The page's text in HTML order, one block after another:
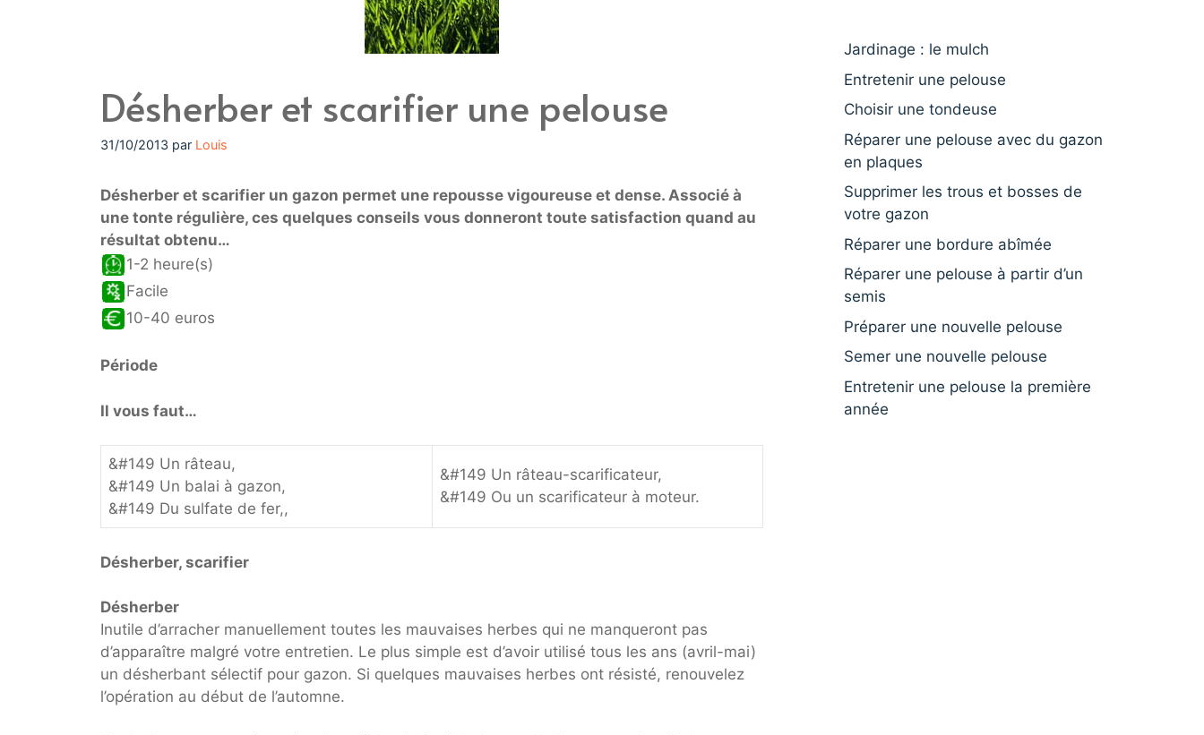
Désherber et scarifier une pelouse
31/10/2013 par Louis
Désherber et scarifier un gazon permet une repousse vigoureuse et dense. Associé à
une tonte régulière, ces quelques conseils vous donneront toute satisfaction quand au
résultat obtenu…
1-2 heure(s)
Facile
10-40 euros
Période
Il vous faut…
&#149 Un râteau,
&#149 Un balai à gazon,
&#149 Du sulfate de fer,,
&#149 Un râteau-scarificateur,
&#149 Ou un scarificateur à moteur.
Désherber, scarifier
Désherber
Inutile d’arracher manuellement toutes les mauvaises herbes qui ne manqueront pas
d’apparaître malgré votre entretien. Le plus simple est d’avoir utilisé tous les ans (avril-mai)
un désherbant sélectif pour gazon. Si quelques mauvaises herbes ont résisté, renouvelez
l’opération au début de l’automne.
Jardinage : le mulch
Entretenir une pelouse
Choisir une tondeuse
Réparer une pelouse avec du gazon
en plaques
Supprimer les trous et bosses de
votre gazon
Réparer une bordure abîmée
Réparer une pelouse à partir d’un
semis
Préparer une nouvelle pelouse
Semer une nouvelle pelouse
Entretenir une pelouse la première
année